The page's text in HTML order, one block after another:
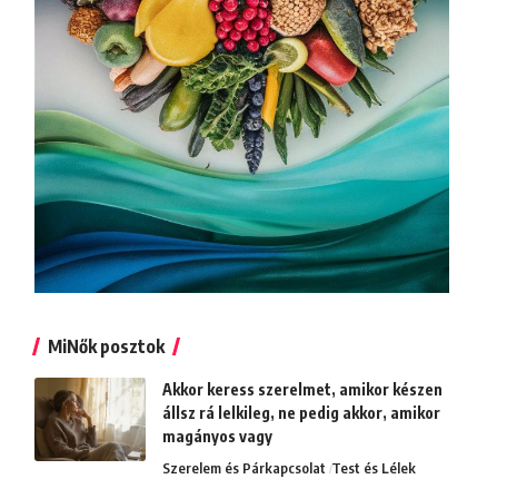
MiNők posztok
Akkor keress szerelmet, amikor készen
állsz rá lelkileg, ne pedig akkor, amikor
magányos vagy
Szerelem és Párkapcsolat Test és Lélek